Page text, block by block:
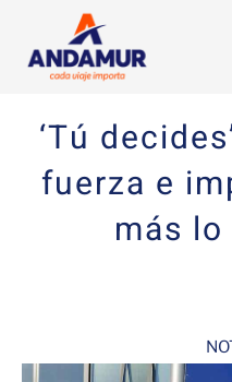
‘Tú
fuerza e
más